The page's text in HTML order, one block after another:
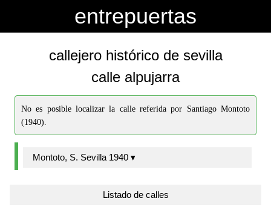
entrepuertas
callejero histórico de sevilla
calle alpujarra
No es posible localizar la calle referida por Santiago Montoto
(1940).
Montoto, S. Sevilla 1940 ▾
Listado de calles